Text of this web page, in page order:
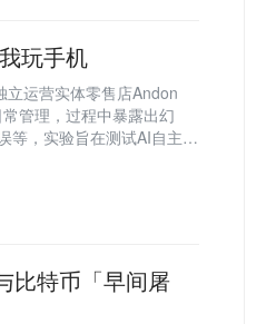
玩手机
运营实体零售店Andon
管理，过程中暴露出幻
等，实验旨在测试AI自主决
比特币「早间屠